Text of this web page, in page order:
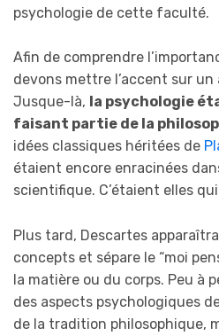
psychologie de cette faculté.
Afin de comprendre
devons mettre l’accent sur
Jusque-là, la psychologie
faisant partie de la
idées classiques héritées de
étaient encore enracinées
scientifique. C’étaient elles
Plus tard, Descartes
concepts et sépare le “moi
la matière ou du corps. Peu à
des aspects psychologiques
de la tradition philosophique,